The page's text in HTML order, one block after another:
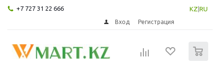
+7 727 31 22 666 KZ RU
Вход Регистрация